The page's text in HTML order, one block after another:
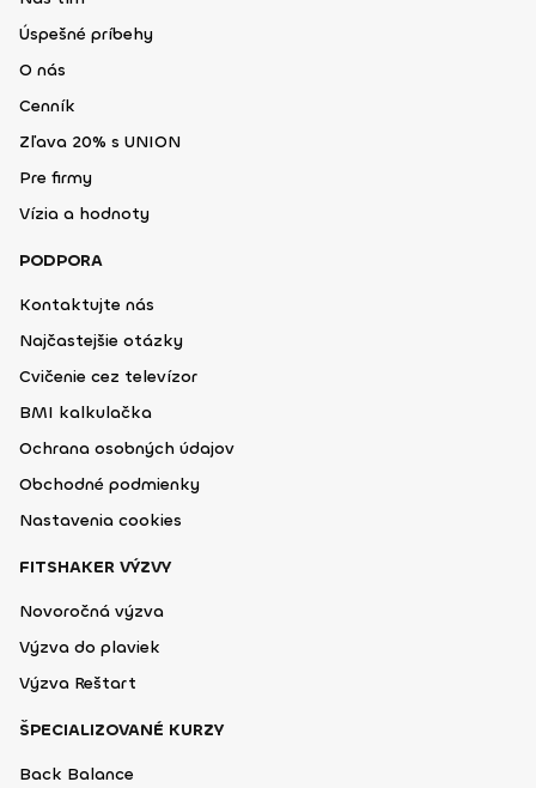
Úspešné príbehy
O nás
Cenník
Zľava 20% s UNION
Pre firmy
Vízia a hodnoty
PODPORA
Kontaktujte nás
Najčastejšie otázky
Cvičenie cez televízor
BMI kalkulačka
Ochrana osobných údajov
Obchodné podmienky
Nastavenia cookies
FITSHAKER VÝZVY
Novoročná výzva
Výzva do plaviek
Výzva Reštart
ŠPECIALIZOVANÉ KURZY
Back Balance